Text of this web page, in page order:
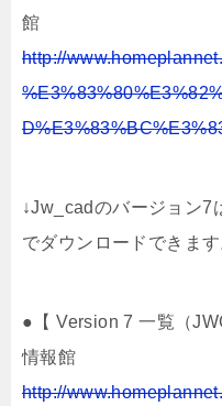
館
http://
↓Jw_cadのバージョン7
でダウンロードできます
●【 Version 7 一覧（
情報館
http://